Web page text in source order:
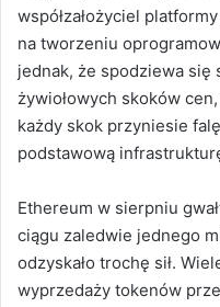
współzałożyciel
na tworzeniu
jednak, że spodziewa się
żywiołowych skoków
każdy skok przyniesie
podstawową
Ethereum w sierpniu
ciągu zaledwie jednego
odzyskało trochę sił.
wyprzedaży tokenów